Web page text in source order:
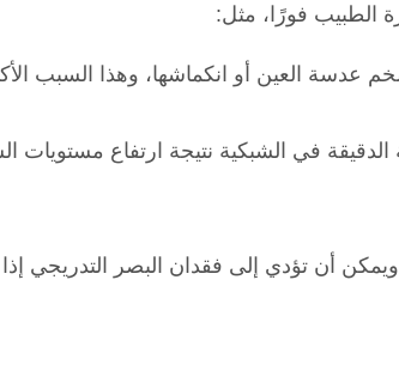
الطبيب فورًا، مثل:
عدسة العين أو انكماشها، وهذا السبب
في الشبكية نتيجة ارتفاع مستويات
أن تؤدي إلى فقدان البصر التدريجي